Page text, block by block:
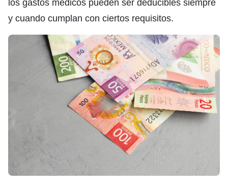
los gastos médicos pueden ser deducibles siempre
y cuando cumplan con ciertos requisitos.